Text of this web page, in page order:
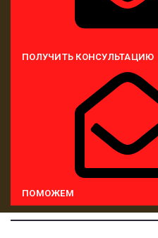
ПОЛУЧИТЬ КОНСУЛЬТАЦИЮ
ПОМОЖЕМ